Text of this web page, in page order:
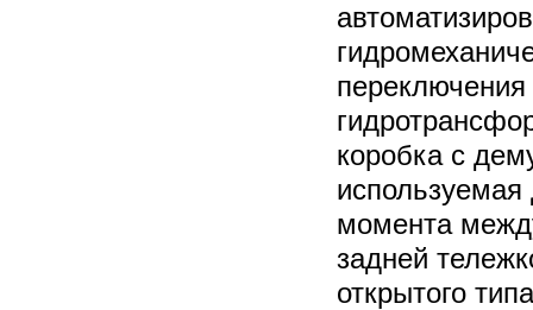
коробка с
момента
задней
открытого